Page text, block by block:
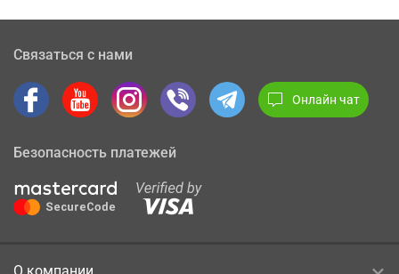
Связаться с нами
Онлайн чат
Безопасность платежей